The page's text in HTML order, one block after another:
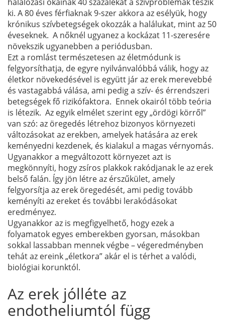
ki. A 80 éves férfiaknak 9-szer akkora az esélyük, hogy
krónikus szívbetegségek okozzák a halálukat, mint az 50
éveseknek. A nőknél ugyanez a kockázat 11-szeresére
növekszik ugyanebben a periódusban.
Ezt a romlást természetesen az életmódunk is
felgyorsíthatja, de egyre nyilvánvalóbbá válik, hogy az
életkor növekedésével is együtt jár az erek merevebbé
és vastagabbá válása, ami pedig a szív- és érrendszeri
betegségek fő rizikófaktora. Ennek okairól több teória
is létezik. Az egyik elmélet szerint egy „ördögi körről”
van szó: az öregedés létrehoz bizonyos környezeti
változásokat az erekben, amelyek hatására az erek
keményedni kezdenek, és kialakul a magas vérnyomás.
Ugyanakkor a megváltozott környezet azt is
megkönnyíti, hogy zsíros plakkok rakódjanak le az erek
belső falán. Így jön létre az érszűkület, amely
felgyorsítja az erek öregedését, ami pedig tovább
keményíti az ereket és további lerakódásokat
eredményez.
Ugyanakkor az is megfigyelhető, hogy ezek a
folyamatok egyes emberekben gyorsan, másokban
sokkal lassabban mennek végbe – végeredményben
tehát az ereink „életkora” akár el is térhet a valódi,
biológiai korunktól.
Az erek jólléte az
endotheliumtól függ